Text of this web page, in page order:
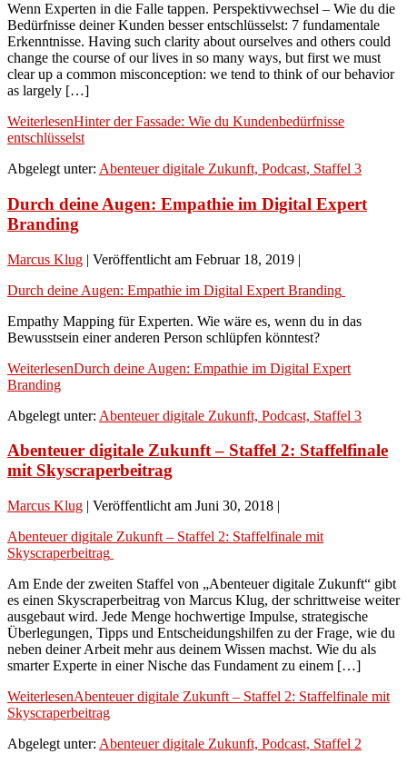
Wenn Experten in die Falle tappen. Perspektivwechsel – Wie du die
Bedürfnisse deiner Kunden besser entschlüsselst: 7 fundamentale
Erkenntnisse. Having such clarity about ourselves and others could
change the course of our lives in so many ways, but first we must
clear up a common misconception: we tend to think of our behavior
as largely […]
WeiterlesenHinter der Fassade: Wie du Kundenbedürfnisse
entschlüsselst
Abgelegt unter: Abenteuer digitale Zukunft, Podcast, Staffel 3
Durch deine Augen: Empathie im Digital Expert
Branding
Marcus Klug | Veröffentlicht am Februar 18, 2019 |
Durch deine Augen: Empathie im Digital Expert Branding
Empathy Mapping für Experten. Wie wäre es, wenn du in das
Bewusstsein einer anderen Person schlüpfen könntest?
WeiterlesenDurch deine Augen: Empathie im Digital Expert
Branding
Abgelegt unter: Abenteuer digitale Zukunft, Podcast, Staffel 3
Abenteuer digitale Zukunft – Staffel 2: Staffelfinale
mit Skyscraperbeitrag
Marcus Klug | Veröffentlicht am Juni 30, 2018 |
Abenteuer digitale Zukunft – Staffel 2: Staffelfinale mit
Skyscraperbeitrag
Am Ende der zweiten Staffel von „Abenteuer digitale Zukunft“ gibt
es einen Skyscraperbeitrag von Marcus Klug, der schrittweise weiter
ausgebaut wird. Jede Menge hochwertige Impulse, strategische
Überlegungen, Tipps und Entscheidungshilfen zu der Frage, wie du
neben deiner Arbeit mehr aus deinem Wissen machst. Wie du als
smarter Experte in einer Nische das Fundament zu einem […]
WeiterlesenAbenteuer digitale Zukunft – Staffel 2: Staffelfinale mit
Skyscraperbeitrag
Abgelegt unter: Abenteuer digitale Zukunft, Podcast, Staffel 2